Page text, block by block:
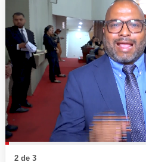
2 de 3